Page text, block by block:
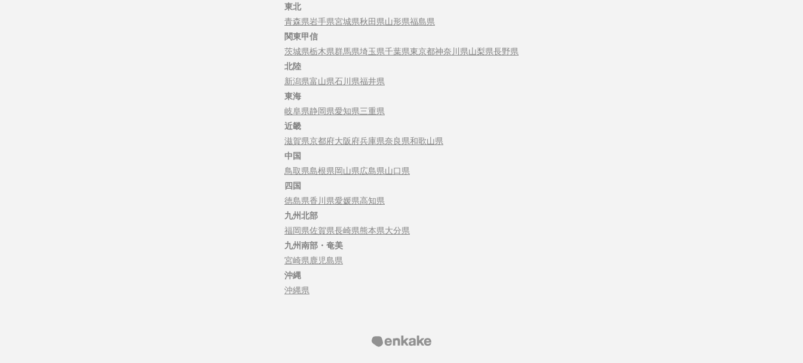
東北
青森県岩手県宮城県秋田県山形県福島県
関東甲信
茨城県栃木県群馬県埼玉県千葉県東京都神奈川県山梨県長野県
北陸
新潟県富山県石川県福井県
東海
岐阜県静岡県愛知県三重県
近畿
滋賀県京都府大阪府兵庫県奈良県和歌山県
中国
鳥取県島根県岡山県広島県山口県
四国
徳島県香川県愛媛県高知県
九州北部
福岡県佐賀県長崎県熊本県大分県
九州南部・奄美
宮崎県鹿児島県
沖縄
沖縄県